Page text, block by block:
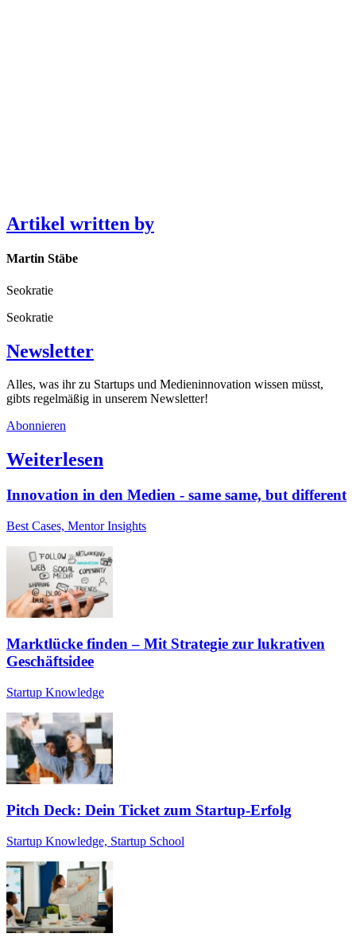
Artikel written by
Martin Stäbe
Seokratie
Seokratie
Newsletter
Alles, was ihr zu Startups und Medieninnovation wissen müsst,
gibts regelmäßig in unserem Newsletter!
Abonnieren
Weiterlesen
Innovation in den Medien - same same, but different
Best Cases, Mentor Insights
Marktlücke finden – Mit Strategie zur lukrativen
Geschäftsidee
Startup Knowledge
Pitch Deck: Dein Ticket zum Startup-Erfolg
Startup Knowledge, Startup School